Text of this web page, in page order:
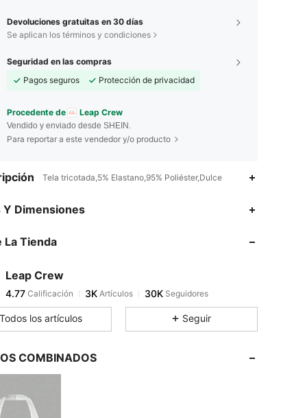
Devoluciones gratuitas en 30 días
Se aplican los términos y condiciones
Seguridad en las compras
Pagos seguros
Protección de privacidad
Procedente de Leap Crew
Vendido y enviado desde SHEIN.
Para reportar a este vendedor y/o producto
Tela tricotada,5% Elastano,95% Poliéster,Dulce
Y Dimensiones
La Tienda
Leap Crew
4.77
4.77Calificación
d***2pagó Hace 1 día
4.77
4.77 3K
Todos los artículos Seguir
COMBINADOS